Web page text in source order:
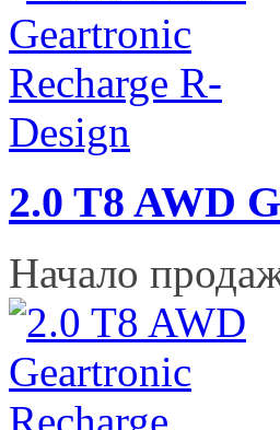
2.0 T8 AWD
Начало